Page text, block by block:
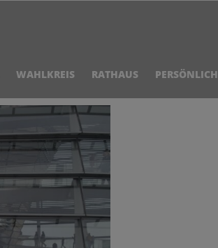
WAHLKREIS RATHAUS PERSÖNLICH